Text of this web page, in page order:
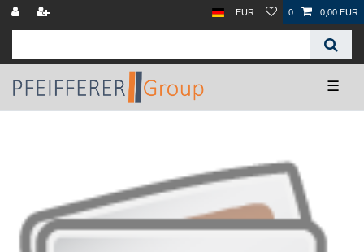
EUR 0 0,00 EUR
☰